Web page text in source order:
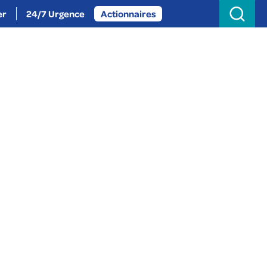
24/7 Urgence Actionnaires
for: